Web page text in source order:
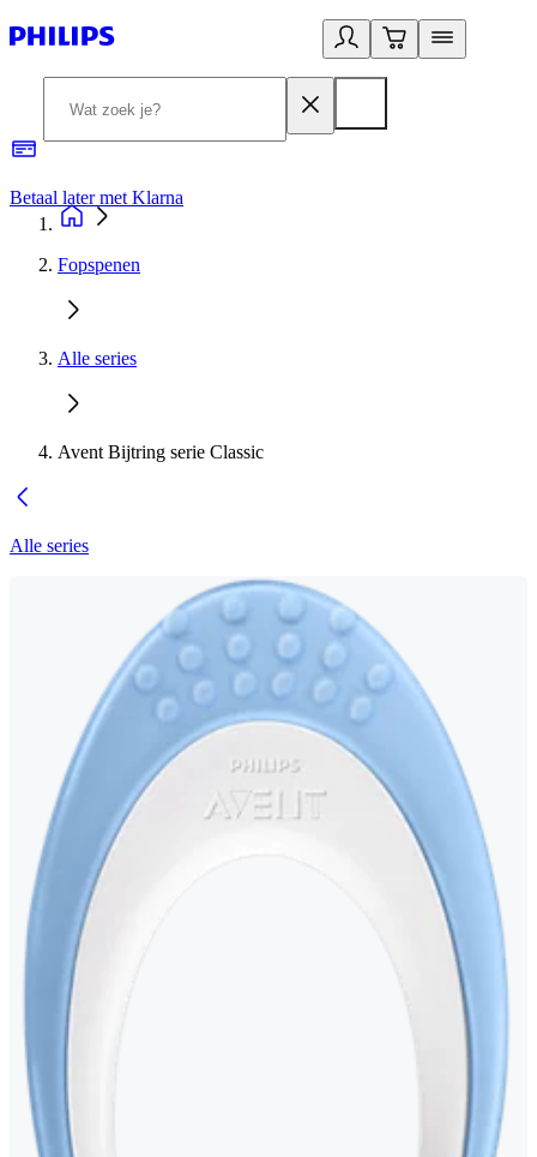
Betaal later met Klarna
Fopspenen
Alle series
Avent Bijtring serie Classic
Alle series